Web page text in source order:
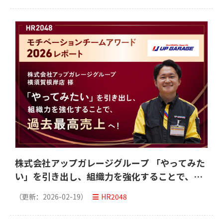
株式会社アップガレージグループ 「やってみた
い」を引き出し、組織力を強化することで、過
（更新： 2026-02-19） HR2048